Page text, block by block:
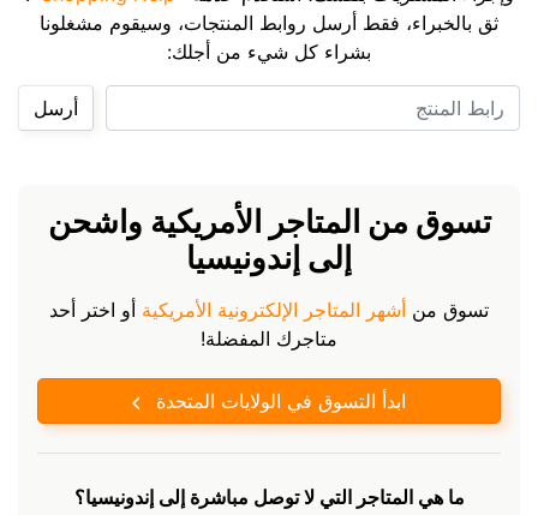
ثق بالخبراء، فقط أرسل روابط المنتجات، وسيقوم مشغلونا
بشراء كل شيء من أجلك:
أرسل
تسوق من المتاجر الأمريكية واشحن
إلى إندونيسيا
تسوق من أشهر المتاجر الإلكترونية الأمريكية أو اختر أحد
متاجرك المفضلة!
ابدأ التسوق في الولايات المتحدة
ما هي المتاجر التي لا توصل مباشرة إلى إندونيسيا؟